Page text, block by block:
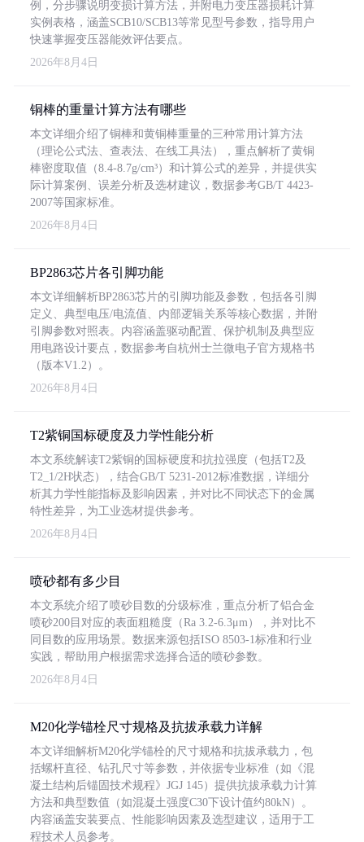
例，分步骤说明变损计算方法，并附电力变压器损耗计算
实例表格，涵盖SCB10/SCB13等常见型号参数，指导用户
快速掌握变压器能效评估要点。
2026年8月4日
铜棒的重量计算方法有哪些
本文详细介绍了铜棒和黄铜棒重量的三种常用计算方法
（理论公式法、查表法、在线工具法），重点解析了黄铜
棒密度取值（8.4-8.7g/cm³）和计算公式的差异，并提供实
际计算案例、误差分析及选材建议，数据参考GB/T 4423-
2007等国家标准。
2026年8月4日
BP2863芯片各引脚功能
本文详细解析BP2863芯片的引脚功能及参数，包括各引脚
定义、典型电压/电流值、内部逻辑关系等核心数据，并附
引脚参数对照表。内容涵盖驱动配置、保护机制及典型应
用电路设计要点，数据参考自杭州士兰微电子官方规格书
（版本V1.2）。
2026年8月4日
T2紫铜国标硬度及力学性能分析
本文系统解读T2紫铜的国标硬度和抗拉强度（包括T2及
T2_1/2H状态），结合GB/T 5231-2012标准数据，详细分
析其力学性能指标及影响因素，并对比不同状态下的金属
特性差异，为工业选材提供参考。
2026年8月4日
喷砂都有多少目
本文系统介绍了喷砂目数的分级标准，重点分析了铝合金
喷砂200目对应的表面粗糙度（Ra 3.2-6.3μm），并对比不
同目数的应用场景。数据来源包括ISO 8503-1标准和行业
实践，帮助用户根据需求选择合适的喷砂参数。
2026年8月4日
M20化学锚栓尺寸规格及抗拔承载力详解
本文详细解析M20化学锚栓的尺寸规格和抗拔承载力，包
括螺杆直径、钻孔尺寸等参数，并依据专业标准（如《混
凝土结构后锚固技术规程》JGJ 145）提供抗拔承载力计算
方法和典型数值（如混凝土强度C30下设计值约80kN）。
内容涵盖安装要点、性能影响因素及选型建议，适用于工
程技术人员参考。